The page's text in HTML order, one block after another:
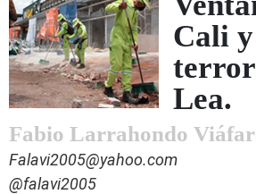
Cali
Lea.
Fabio Larrahondo
Falavi2005@yahoo.com
@falavi2005